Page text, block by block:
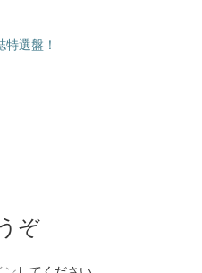
特選盤！
ぞ